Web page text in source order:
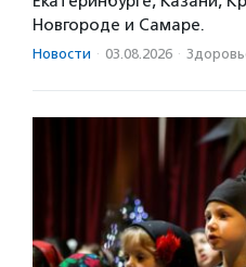
Новгороде и Самаре.
Новости · 03.08.2026 ·